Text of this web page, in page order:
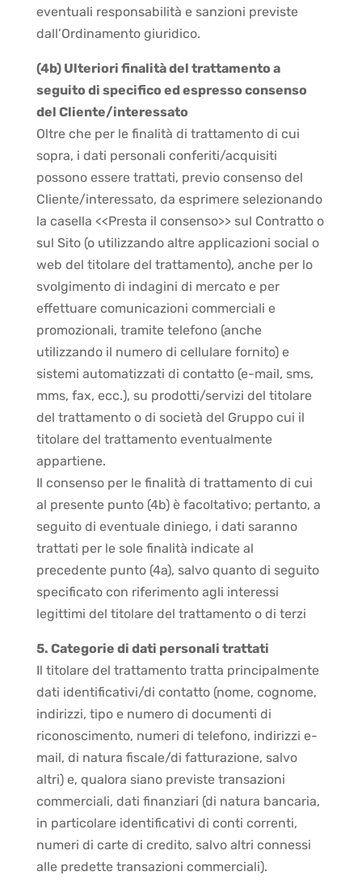
eventuali responsabilità e sanzioni previste
dall’Ordinamento giuridico.
(4b) Ulteriori finalità del trattamento a
seguito di specifico ed espresso consenso
del Cliente/interessato
Oltre che per le finalità di trattamento di cui
sopra, i dati personali conferiti/acquisiti
possono essere trattati, previo consenso del
Cliente/interessato, da esprimere selezionando
la casella <<Presta il consenso>> sul Contratto o
sul Sito (o utilizzando altre applicazioni social o
web del titolare del trattamento), anche per lo
svolgimento di indagini di mercato e per
effettuare comunicazioni commerciali e
promozionali, tramite telefono (anche
utilizzando il numero di cellulare fornito) e
sistemi automatizzati di contatto (e-mail, sms,
mms, fax, ecc.), su prodotti/servizi del titolare
del trattamento o di società del Gruppo cui il
titolare del trattamento eventualmente
appartiene.
Il consenso per le finalità di trattamento di cui
al presente punto (4b) è facoltativo; pertanto, a
seguito di eventuale diniego, i dati saranno
trattati per le sole finalità indicate al
precedente punto (4a), salvo quanto di seguito
specificato con riferimento agli interessi
legittimi del titolare del trattamento o di terzi
5. Categorie di dati personali trattati
Il titolare del trattamento tratta principalmente
dati identificativi/di contatto (nome, cognome,
indirizzi, tipo e numero di documenti di
riconoscimento, numeri di telefono, indirizzi e-
mail, di natura fiscale/di fatturazione, salvo
altri) e, qualora siano previste transazioni
commerciali, dati finanziari (di natura bancaria,
in particolare identificativi di conti correnti,
numeri di carte di credito, salvo altri connessi
alle predette transazioni commerciali).